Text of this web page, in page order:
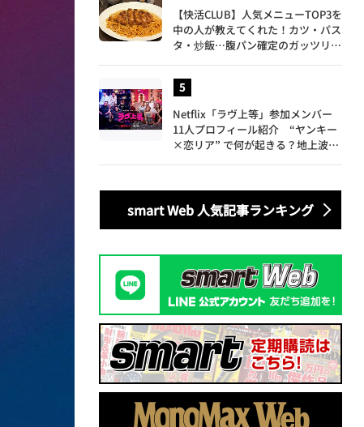
【快活CLUB】人気メニューTOP3を
中の人が教えてくれた！カツ・パス
タ・炒飯…腹パン確定のガッツリ飯
Netflix「ラヴ上等」参加メンバー
11人プロフィール紹介 “ヤンキー
×恋リア” で何が起きる？地上波で
smart Web 人気記事ランキング